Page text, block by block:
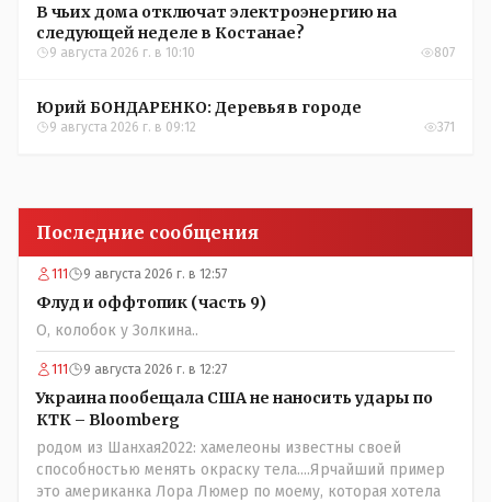
В чьих дома отключат электроэнергию на
следующей неделе в Костанае?
9 августа 2026 г. в 10:10 807
Юрий БОНДАРЕНКО: Деревья в городе
9 августа 2026 г. в 09:12 371
Последние сообщения
111 9 августа 2026 г. в 12:57
Флуд и оффтопик (часть 9)
О, колобок у Золкина..
111 9 августа 2026 г. в 12:27
Украина пообещала США не наносить удары по
КТК – Bloomberg
родом из Шанхая2022: хамелеоны известны своей
способностью менять окраску тела....Ярчайший пример
это американка Лора Люмер по моему, которая хотела